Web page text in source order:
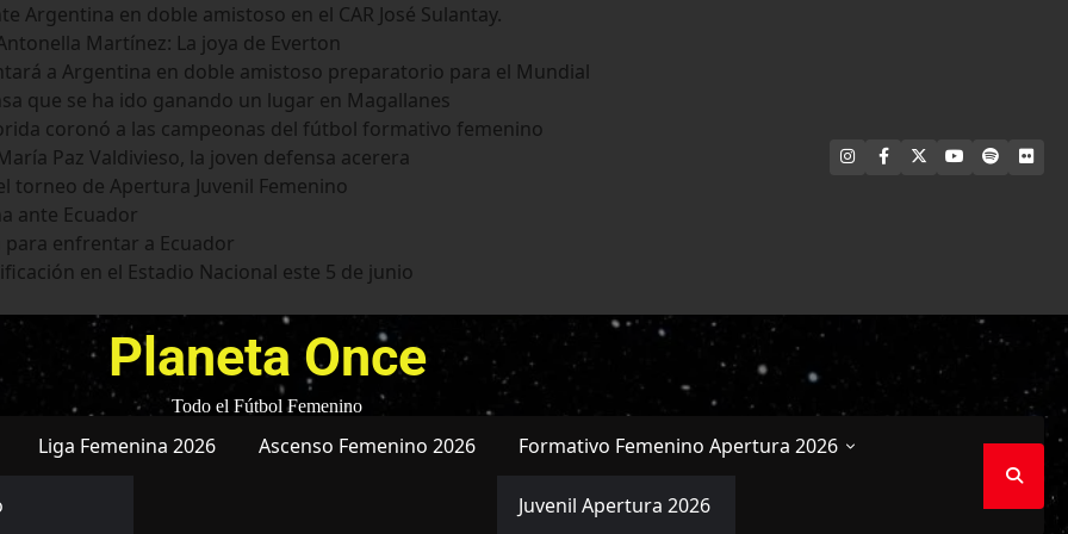
Argentina en doble amistoso en el CAR José Sulantay.
Martínez: La joya de Everton
a Argentina en doble amistoso preparatorio para el Mundial
que se ha ido ganando un lugar en Magallanes
coronó a las campeonas del fútbol formativo femenino
Paz Valdivieso, la joven defensa acerera
torneo de Apertura Juvenil Femenino
ante Ecuador
para enfrentar a Ecuador
en el Estadio Nacional este 5 de junio
INSTAGRAM
FACEBOOK YOUTUBE
SPOTIFY
Planeta Once
Todo el Fútbol Femenino
Liga Femenina 2026 Ascenso Femenino 2026 Formativo Femenino Apertura 2026
Juvenil Apertura 2026